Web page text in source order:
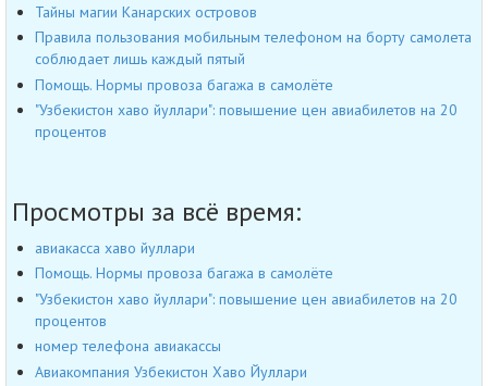
Тайны магии Канарских островов
Правила пользования мобильным телефоном на борту самолета
соблюдает лишь каждый пятый
Помощь. Нормы провоза багажа в самолёте
"Узбекистон хаво йуллари": повышение цен авиабилетов на 20
процентов
Просмотры за всё время:
авиакасса хаво йуллари
Помощь. Нормы провоза багажа в самолёте
"Узбекистон хаво йуллари": повышение цен авиабилетов на 20
процентов
номер телефона авиакассы
Авиакомпания Узбекистон Хаво Йуллари